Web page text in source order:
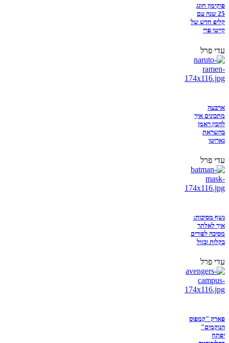
פוקימון חוגג
25 שנה עם
קליפ חדש של
קייטי פרי
עדי פרל
ארבעה
מתכונים איך
להכין ראמן
בהשראת
נארוטו
עדי פרל
נשף מסיכות:
איך לאלתר
מסיכה לפורים
בקלות ובזול
עדי פרל
פארק "קמפוס
הנוקמים"
יפתח